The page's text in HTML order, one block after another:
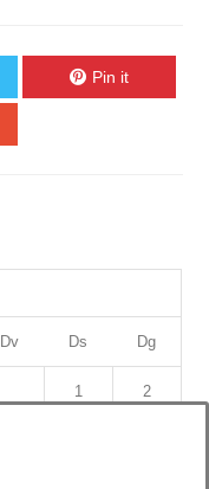
Pin it
Dv Ds Dg
1 2